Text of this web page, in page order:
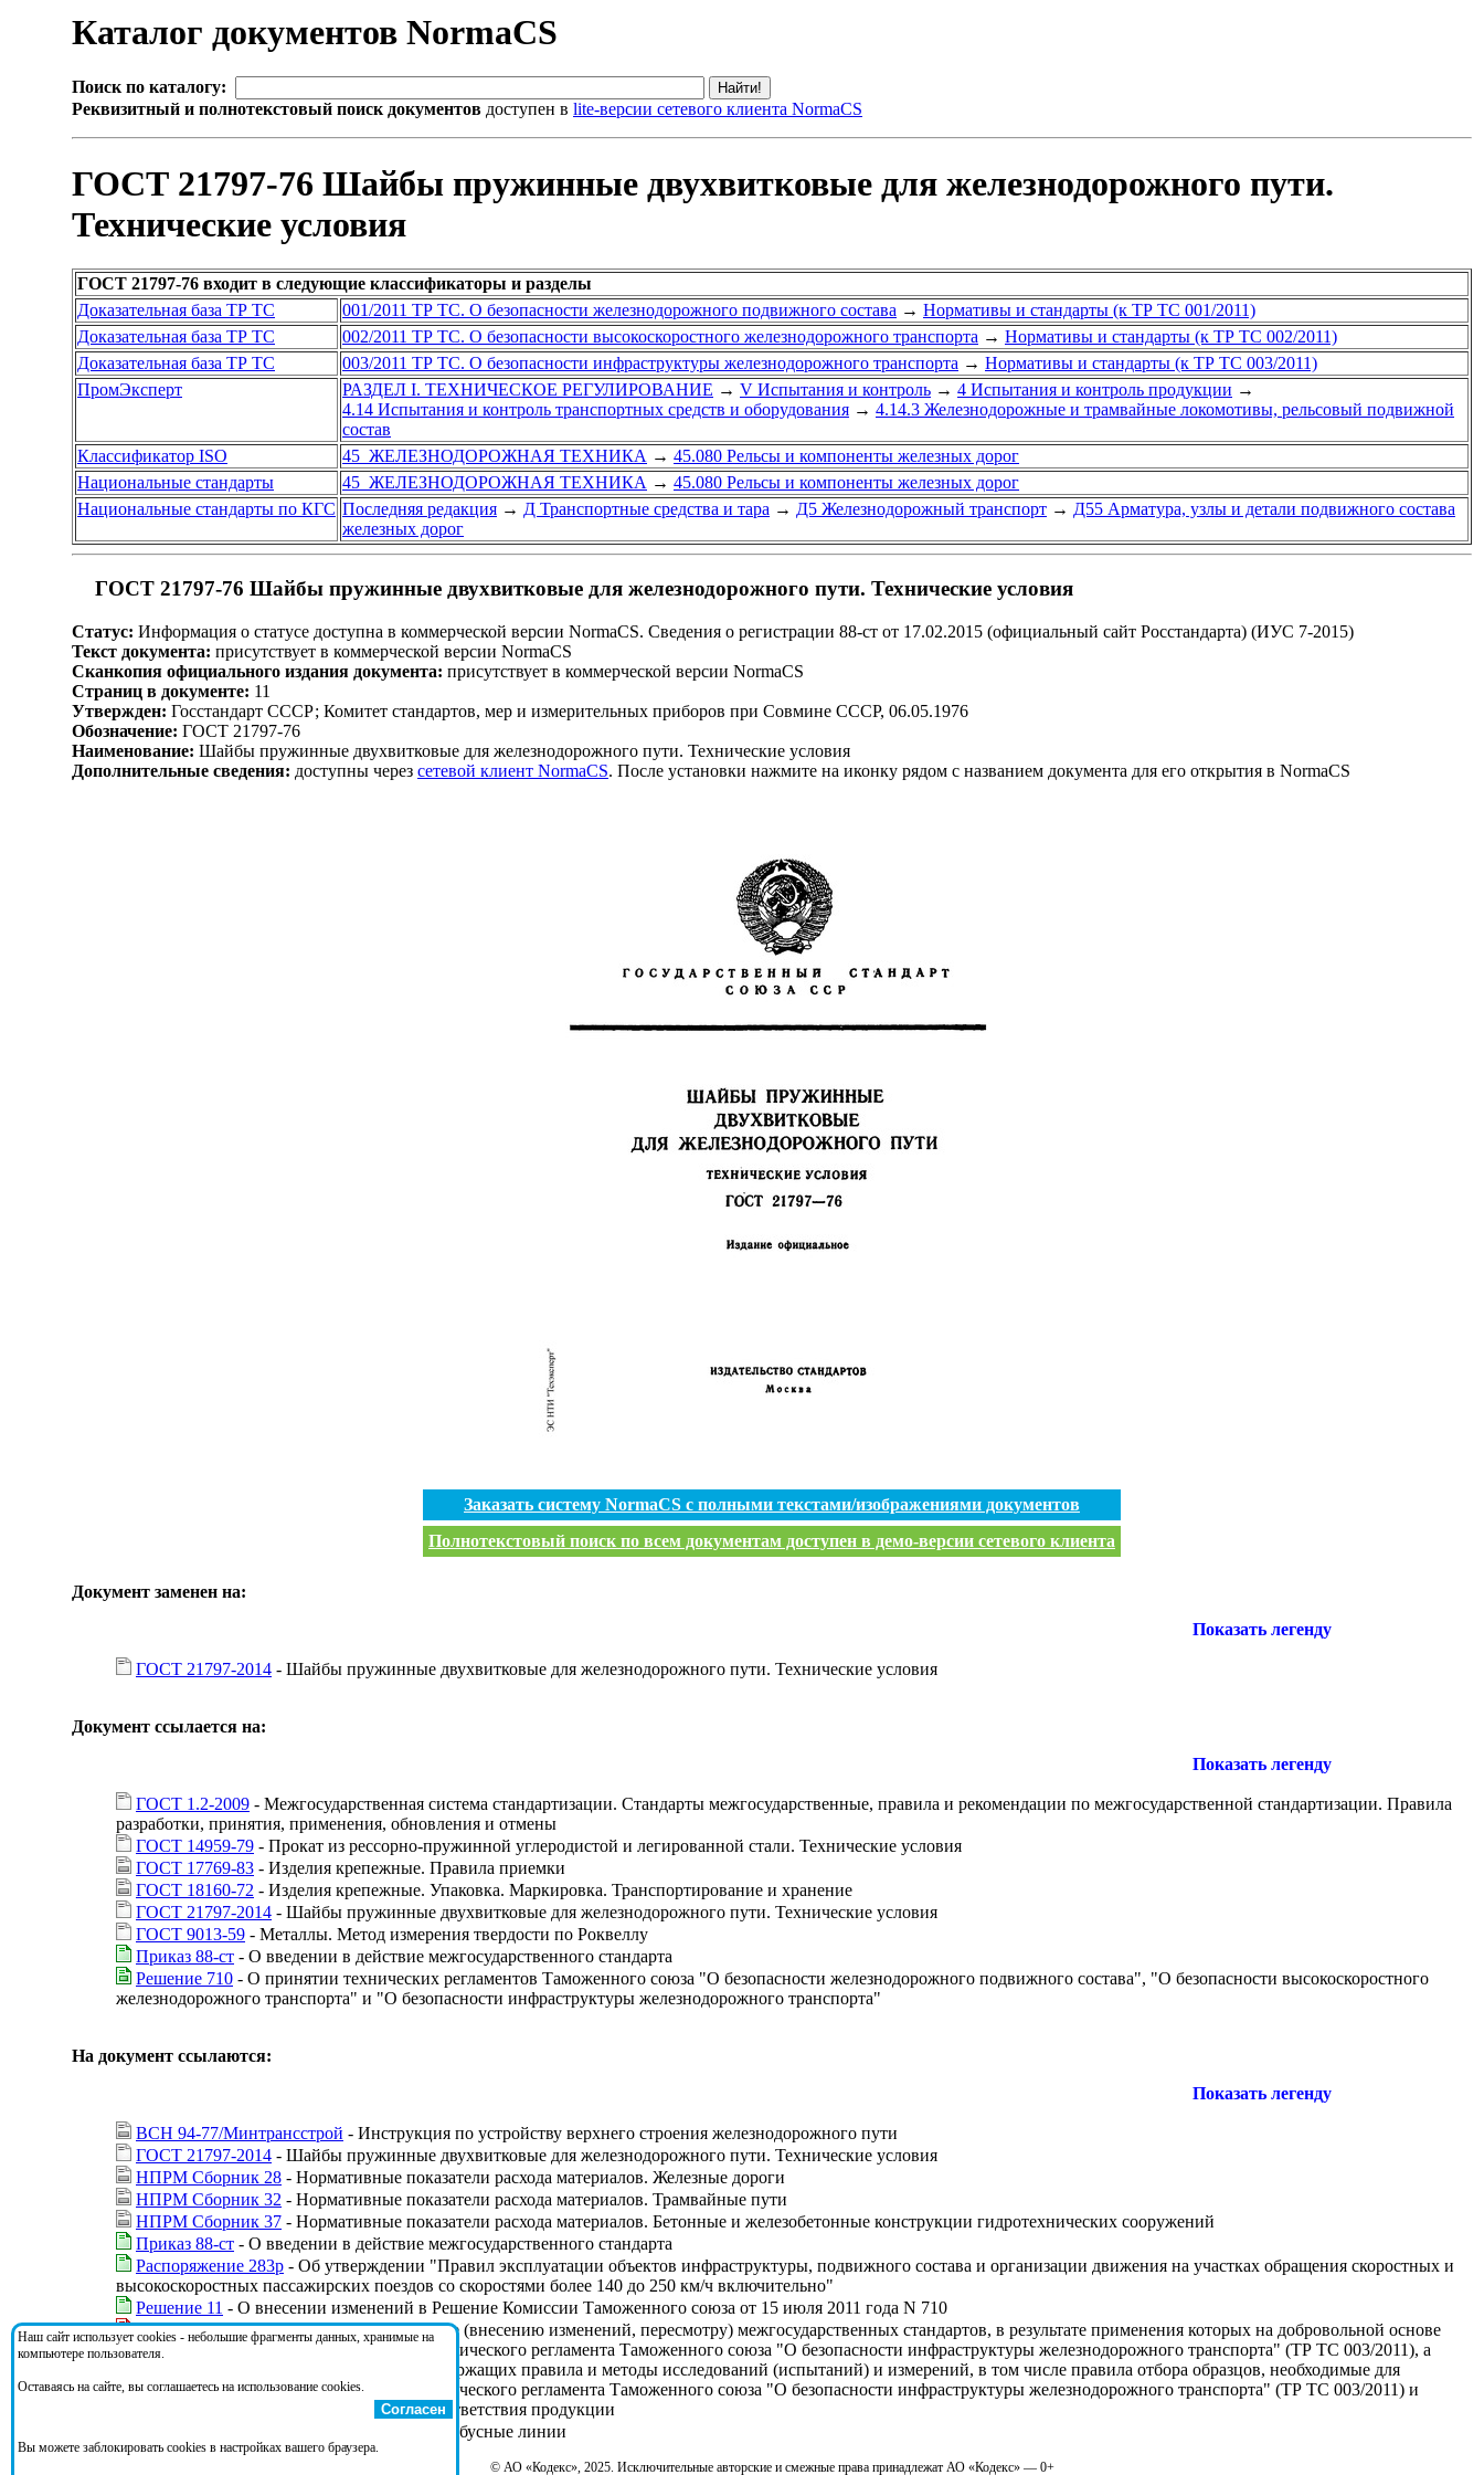
Каталог документов NormaCS
Поиск по каталогу:
Реквизитный и полнотекстовый поиск документов доступен в lite-версии сетевого клиента NormaCS
ГОСТ 21797-76 Шайбы пружинные двухвитковые для железнодорожного пути.
Технические условия
ГОСТ 21797-76 входит в следующие классификаторы и разделы
Доказательная база ТР ТС
001/2011 ТР ТС. О безопасности железнодорожного подвижного состава → Нормативы и стандарты (к ТР ТС 001/2011)
Доказательная база ТР ТС
002/2011 ТР ТС. О безопасности высокоскоростного железнодорожного транспорта → Нормативы и стандарты (к ТР ТС 002/2011)
Доказательная база ТР ТС
003/2011 ТР ТС. О безопасности инфраструктуры железнодорожного транспорта → Нормативы и стандарты (к ТР ТС 003/2011)
ПромЭксперт
РАЗДЕЛ I. ТЕХНИЧЕСКОЕ РЕГУЛИРОВАНИЕ → V Испытания и контроль → 4 Испытания и контроль продукции →
4.14 Испытания и контроль транспортных средств и оборудования → 4.14.3 Железнодорожные и трамвайные локомотивы, рельсовый подвижной
состав
Классификатор ISO
45 ЖЕЛЕЗНОДОРОЖНАЯ ТЕХНИКА → 45.080 Рельсы и компоненты железных дорог
Национальные стандарты
45 ЖЕЛЕЗНОДОРОЖНАЯ ТЕХНИКА → 45.080 Рельсы и компоненты железных дорог
Национальные стандарты по КГС Последняя редакция → Д Транспортные средства и тара → Д5 Железнодорожный транспорт → Д55 Арматура, узлы и детали подвижного состава
железных дорог
ГОСТ 21797-76 Шайбы пружинные двухвитковые для железнодорожного пути. Технические условия
Статус: Информация о статусе доступна в коммерческой версии NormaCS. Сведения о регистрации 88-ст от 17.02.2015 (официальный сайт Росстандарта) (ИУС 7-2015)
Текст документа: присутствует в коммерческой версии NormaCS
Сканкопия официального издания документа: присутствует в коммерческой версии NormaCS
Страниц в документе: 11
Утвержден: Госстандарт СССР; Комитет стандартов, мер и измерительных приборов при Совмине СССР, 06.05.1976
Обозначение: ГОСТ 21797-76
Наименование: Шайбы пружинные двухвитковые для железнодорожного пути. Технические условия
Дополнительные сведения: доступны через сетевой клиент NormaCS. После установки нажмите на иконку рядом с названием документа для его открытия в NormaCS
Заказать систему NormaCS с полными текстами/изображениями документов
Полнотекстовый поиск по всем документам доступен в демо-версии сетевого клиента
Документ заменен на:
Показать легенду
ГОСТ 21797-2014 - Шайбы пружинные двухвитковые для железнодорожного пути. Технические условия
Документ ссылается на:
Показать легенду
ГОСТ 1.2-2009 - Межгосударственная система стандартизации. Стандарты межгосударственные, правила и рекомендации по межгосударственной стандартизации. Правила
разработки, принятия, применения, обновления и отмены
ГОСТ 14959-79 - Прокат из рессорно-пружинной углеродистой и легированной стали. Технические условия
ГОСТ 17769-83 - Изделия крепежные. Правила приемки
ГОСТ 18160-72 - Изделия крепежные. Упаковка. Маркировка. Транспортирование и хранение
ГОСТ 21797-2014 - Шайбы пружинные двухвитковые для железнодорожного пути. Технические условия
ГОСТ 9013-59 - Металлы. Метод измерения твердости по Роквеллу
Приказ 88-ст - О введении в действие межгосударственного стандарта
Решение 710 - О принятии технических регламентов Таможенного союза "О безопасности железнодорожного подвижного состава", "О безопасности высокоскоростного
железнодорожного транспорта" и "О безопасности инфраструктуры железнодорожного транспорта"
На документ ссылаются:
Показать легенду
ВСН 94-77/Минтрансстрой - Инструкция по устройству верхнего строения железнодорожного пути
ГОСТ 21797-2014 - Шайбы пружинные двухвитковые для железнодорожного пути. Технические условия
НПРМ Сборник 28 - Нормативные показатели расхода материалов. Железные дороги
НПРМ Сборник 32 - Нормативные показатели расхода материалов. Трамвайные пути
НПРМ Сборник 37 - Нормативные показатели расхода материалов. Бетонные и железобетонные конструкции гидротехнических сооружений
Приказ 88-ст - О введении в действие межгосударственного стандарта
Распоряжение 283р - Об утверждении "Правил эксплуатации объектов инфраструктуры, подвижного состава и организации движения на участках обращения скоростных и
высокоскоростных пассажирских поездов со скоростями более 140 до 250 км/ч включительно"
Решение 11 - О внесении изменений в Решение Комиссии Таможенного союза от 15 июля 2011 года N 710
Решение 228- О Программе по разработке (внесению изменений, пересмотру) межгосударственных стандартов, в результате применения которых на добровольной основе
обеспечивается соблюдение требований технического регламента Таможенного союза "О безопасности инфраструктуры железнодорожного транспорта" (ТР ТС 003/2011), а
также межгосударственных стандартов, содержащих правила и методы исследований (испытаний) и измерений, в том числе правила отбора образцов, необходимые для
применения и исполнения требований технического регламента Таможенного союза "О безопасности инфраструктуры железнодорожного транспорта" (ТР ТС 003/2011) и
осуществления оценки (подтверждения) соответствия продукции
- Трамвайные и троллейбусные линии
© АО «Кодекс», 2025. Исключительные авторские и смежные права принадлежат АО «Кодекс» — 0+
Наш сайт использует cookies - небольшие фрагменты данных, хранимые на
компьютере пользователя.
Оставаясь на сайте, вы соглашаетесь на использование cookies.
Согласен
Вы можете заблокировать cookies в настройках вашего браузера.